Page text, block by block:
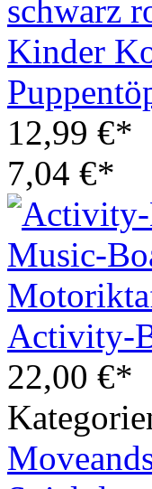
Kinder
12,99 €*
7,04 €*
Activity-
22,00 €*